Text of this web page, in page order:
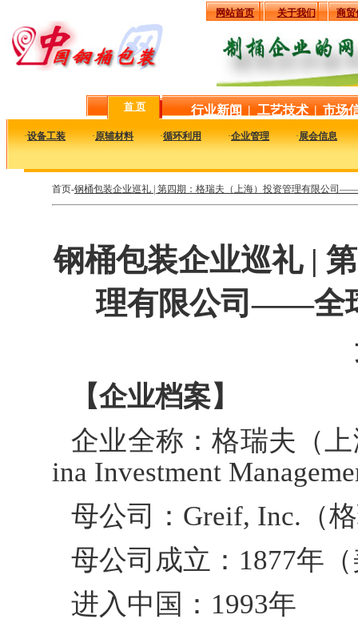
网站首页 关于我们 商贸
首 页 行业新闻 | 工艺技术 | 市场
·设备工装 ·原辅材料 ·循环利用 ·企业管理 ·展会信息
首页-钢桶包装企业巡礼 | 第四期：格瑞夫（上海）投资管理有限公司
钢桶包装企业巡礼 |
理有限公司——全
【企业档案】
企业全称：格瑞夫（
ina Investment
母公司：Greif, Inc.（
母公司成立：1877年
进入中国：1993年